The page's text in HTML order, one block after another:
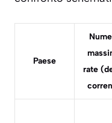
Paese
rate